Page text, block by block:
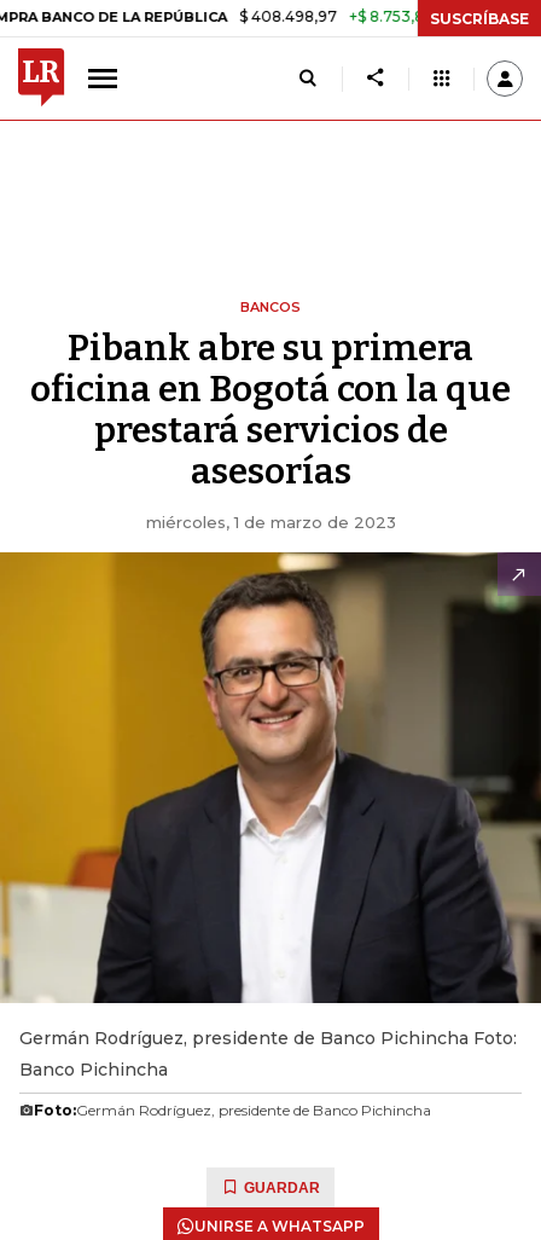
DE LA REPÚBLICA $ 408.498,97 +$ 8.753,81 +2,19% TASA DE
SUSCRÍBASE
BANCOS
Pibank abre su primera
oficina en Bogotá con la que
prestará servicios de
asesorías
miércoles, 1 de marzo de 2023
Germán Rodríguez, presidente de Banco Pichincha Foto:
Banco Pichincha
Foto:Germán Rodríguez, presidente de Banco Pichincha
GUARDAR
UNIRSE A WHATSAPP